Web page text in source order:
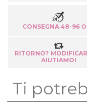
CONSEGNA 48-96
RITORNO?
AIUTIAMO!
Ti